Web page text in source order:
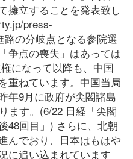
擁立することを発表致し
press-
路の分岐点となる参院選
争点の喪失」はあっては
になって以降も、中国
重ねています。中国当局
年9月に政府が尖閣諸島
ます。(6/22 日経「尖閣
回目」) さらに、北朝
んでおり、日本はもはや
に追い込まれています